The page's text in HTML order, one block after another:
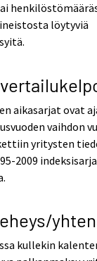
löytyviä
aikasarjat ovat
vaihdon
yritysten
2009
kullekin